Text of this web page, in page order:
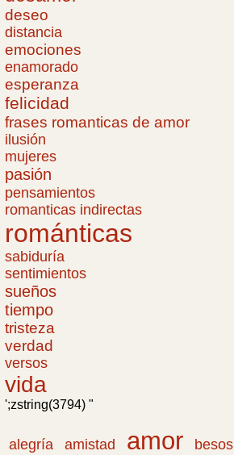
deseo
distancia
emociones
enamorado
esperanza
felicidad
frases romanticas de amor
ilusión
mujeres
pasión
pensamientos
romanticas indirectas
románticas
sabiduría
sentimientos
sueños
tiempo
tristeza
verdad
versos
vida
';zstring(3794) "
alegría amistad amor besos